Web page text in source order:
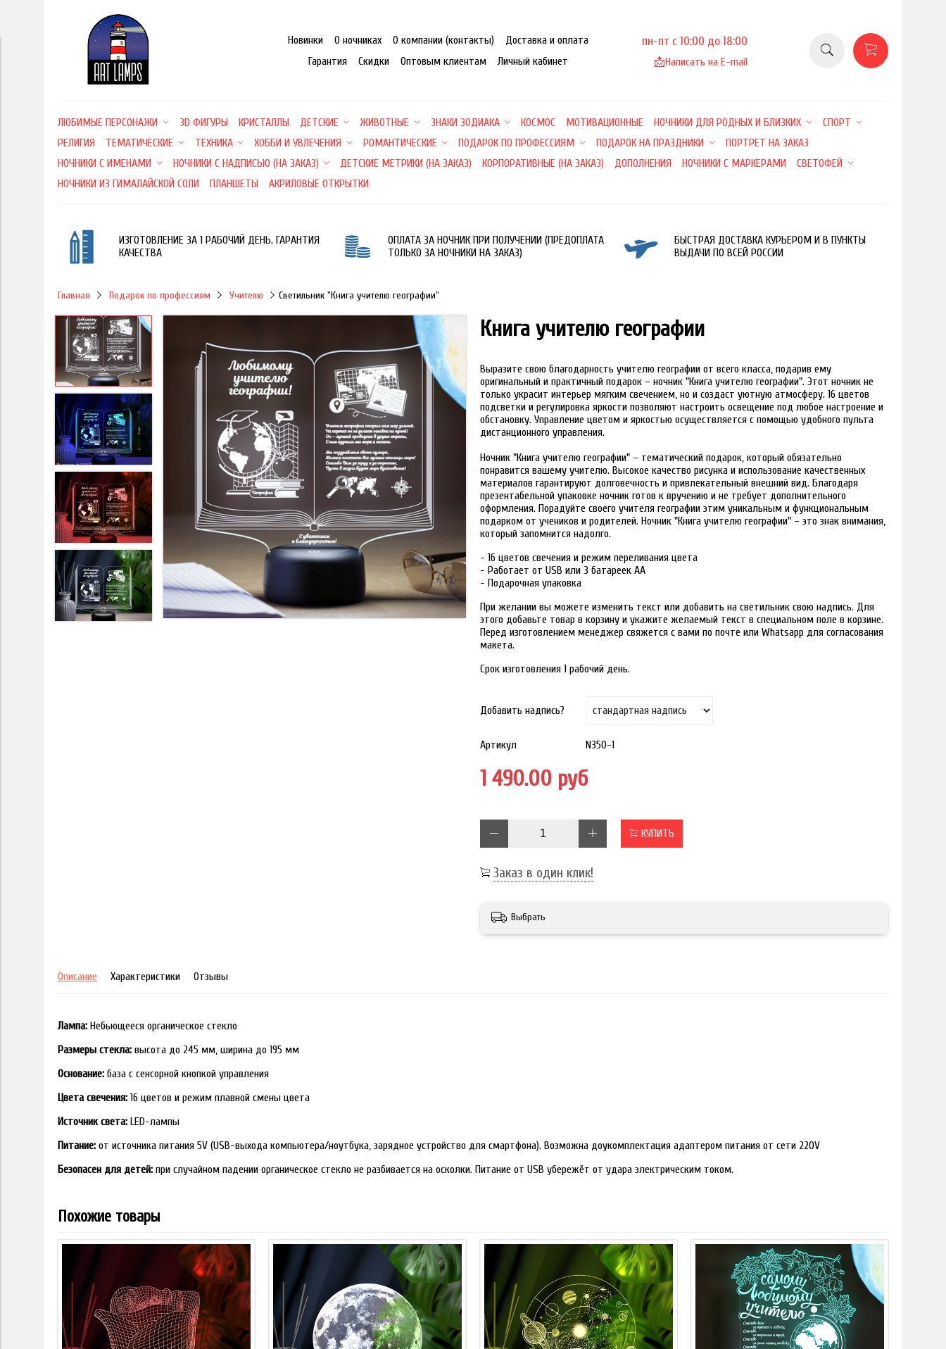
Новинки О ночниках О компании (контакты)
Доставка и оплата
Гарантия
Скидки Оптовым клиентам Личный кабинет
пн-пт с 10:00 до 18:00
📩Написать на E-mail
ЛЮБИМЫЕ ПЕРСОНАЖИ 3D ФИГУРЫ КРИСТАЛЛЫ ДЕТСКИЕ ЖИВОТНЫЕ ЗНАКИ ЗОДИАКА КОСМОС МОТИВАЦИОННЫЕ НОЧНИКИ ДЛЯ РОДНЫХ И БЛИЗКИХ
СПОРТ
РЕЛИГИЯ
ТЕМАТИЧЕСКИЕ ТЕХНИКА ХОББИ И УВЛЕЧЕНИЯ РОМАНТИЧЕСКИЕ ПОДАРОК ПО ПРОФЕССИЯМ ПОДАРОК НА ПРАЗДНИКИ
ПОРТРЕТ НА ЗАКАЗ
НОЧНИКИ С ИМЕНАМИ
НОЧНИКИ С НАДПИСЬЮ (НА ЗАКАЗ) ДЕТСКИЕ МЕТРИКИ (НА ЗАКАЗ) КОРПОРАТИВНЫЕ (НА ЗАКАЗ) ДОПОЛНЕНИЯ НОЧНИКИ С МАРКЕРАМИ
СВЕТОФЕЙ
НОЧНИКИ ИЗ ГИМАЛАЙСКОЙ СОЛИ
ПЛАНШЕТЫ АКРИЛОВЫЕ ОТКРЫТКИ
ИЗГОТОВЛЕНИЕ ЗА 1 РАБОЧИЙ ДЕНЬ. ГАРАНТИЯ
КАЧЕСТВА
ОПЛАТА ЗА НОЧНИК ПРИ ПОЛУЧЕНИИ (ПРЕДОПЛАТА
ТОЛЬКО ЗА НОЧНИКИ НА ЗАКАЗ)
БЫСТРАЯ ДОСТАВКА КУРЬЕРОМ И В ПУНКТЫ
ВЫДАЧИ ПО ВСЕЙ РОССИИ
Главная Подарок по профессиям Учителю Светильник "Книга учителю географии"
Книга учителю географии
Выразите свою благодарность учителю географии от всего класса, подарив ему
оригинальный и практичный подарок – ночник "Книга учителю географии". Этот ночник не
только украсит интерьер мягким свечением, но и создаст уютную атмосферу. 16 цветов
подсветки и регулировка яркости позволяют настроить освещение под любое настроение и
обстановку. Управление цветом и яркостью осуществляется с помощью удобного пульта
дистанционного управления.
Ночник "Книга учителю географии" – тематический подарок, который обязательно
понравится вашему учителю. Высокое качество рисунка и использование качественных
материалов гарантируют долговечность и привлекательный внешний вид. Благодаря
презентабельной упаковке ночник готов к вручению и не требует дополнительного
оформления. Порадуйте своего учителя географии этим уникальным и функциональным
подарком от учеников и родителей. Ночник "Книга учителю географии" – это знак внимания,
который запомнится надолго.
- 16 цветов свечения и режим переливания цвета
- Работает от USB или 3 батареек АА
- Подарочная упаковка
При желании вы можете изменить текст или добавить на светильник свою надпись. Для
этого добавьте товар в корзину и укажите желаемый текст в специальном поле в корзине.
Перед изготовлением менеджер свяжется с вами по почте или Whatsapp для согласования
макета.
Срок изготовления 1 рабочий день.
Добавить надпись?
Артикул N350-1
1 490.00 руб
КУПИТЬ
Заказ в один клик!
Выбрать
Описание Характеристики Отзывы
Лампа: Небьющееся органическое стекло
Размеры стекла: высота до 245 мм, ширина до 195 мм
Основание: база с сенсорной кнопкой управления
Цвета свечения: 16 цветов и режим плавной смены цвета
Источник света: LED-лампы
Питание: от источника питания 5V (USB-выхода компьютера/ноутбука, зарядное устройство для смартфона). Возможна доукомплектация адаптером питания от сети 220V
Безопасен для детей: при случайном падении органическое стекло не разбивается на осколки. Питание от USB убережёт от удара электрическим током.
Похожие товары